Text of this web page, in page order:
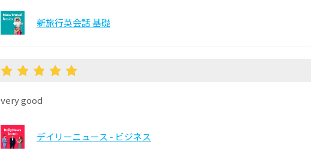
新旅行英会話 基礎
very good
デイリーニュース - ビジネス